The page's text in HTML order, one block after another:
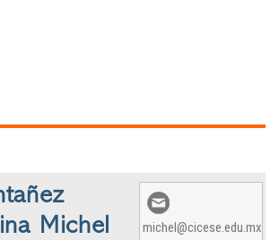
Michel
michel@cicese.edu.mx